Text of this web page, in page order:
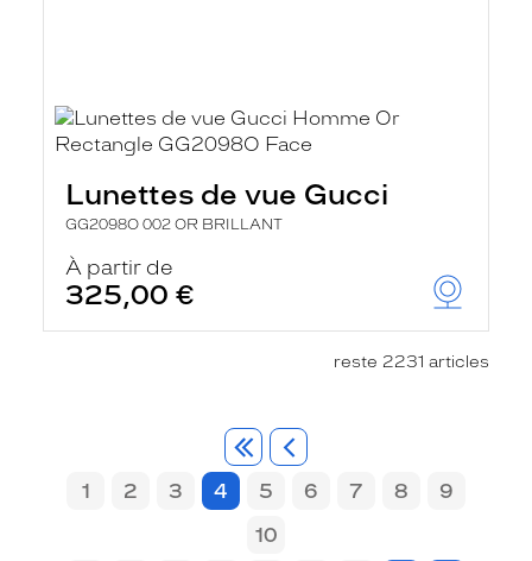
Lunettes de vue Gucci
GG2098O 002 OR BRILLANT
À partir de
325,00 €
reste 2231 articles
1 2 3 4 5 6 7 8
9
10